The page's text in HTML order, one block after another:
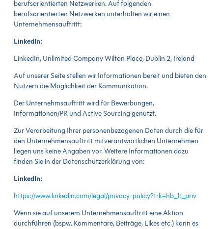
berufsorientierten Netzwerken. Auf folgenden
berufsorientierten Netzwerken unterhalten wir einen
Unternehmensauftritt:
LinkedIn:
LinkedIn, Unlimited Company Wilton Place, Dublin 2, Ireland
Auf unserer Seite stellen wir Informationen bereit und bieten den
Nutzern die Möglichkeit der Kommunikation.
Der Unternehmsauftritt wird für Bewerbungen,
Informationen/PR und Active Sourcing genutzt.
Zur Verarbeitung Ihrer personenbezogenen Daten durch die für
den Unternehmensauftritt mitverantwortlichen Unternehmen
liegen uns keine Angaben vor. Weitere Informationen dazu
finden Sie in der Datenschutzerklärung von:
LinkedIn:
https://www.linkedin.com/legal/privacy-policy?trk=hb_ft_priv
Wenn sie auf unserem Unternehmensauftritt eine Aktion
durchführen (bspw. Kommentare, Beiträge, Likes etc.) kann es